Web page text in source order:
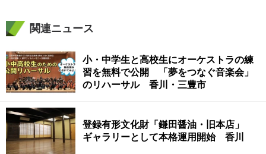
関連ニュース
小・中学生と高校生にオーケストラの練
習を無料で公開 「夢をつなぐ音楽会」
のリハーサル 香川・三豊市
登録有形文化財「鎌田醤油・旧本店」
ギャラリーとして本格運用開始 香川